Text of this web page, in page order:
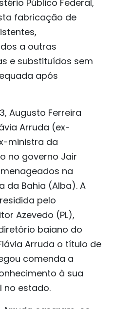
Público Federal,
fabricação de
a outras
e substituídos sem
após
Augusto Ferreira
Arruda (ex-
ministra da
no governo Jair
na
da Bahia (Alba). A
pelo
Azevedo (PL),
baiano do
Arruda o título de
comenda a
à sua
no estado.